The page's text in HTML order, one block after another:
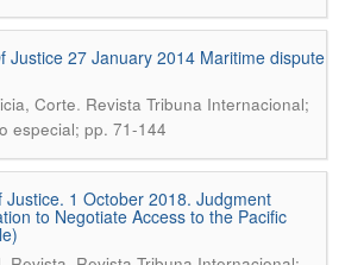
Justice 27 January 2014 Maritime dispute
Corte. Revista Tribuna Internacional;
especial; pp. 71-144
1 October 2018. Judgment
to Negotiate Access to the Pacific